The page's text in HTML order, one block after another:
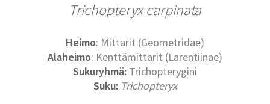
Trichopteryx carpinata
Heimo: Mittarit (Geometridae)
Alaheimo: Kenttämittarit (Larentiinae)
Sukuryhmä: Trichopterygini
Suku: Trichopteryx